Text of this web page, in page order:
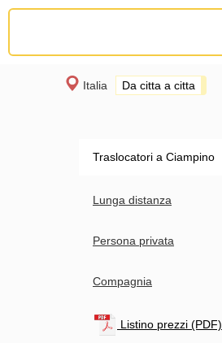
Italia Da citta a citta
Traslocatori a Ciampino
Lunga distanza
Persona privata
Compagnia
Listino prezzi (PDF)